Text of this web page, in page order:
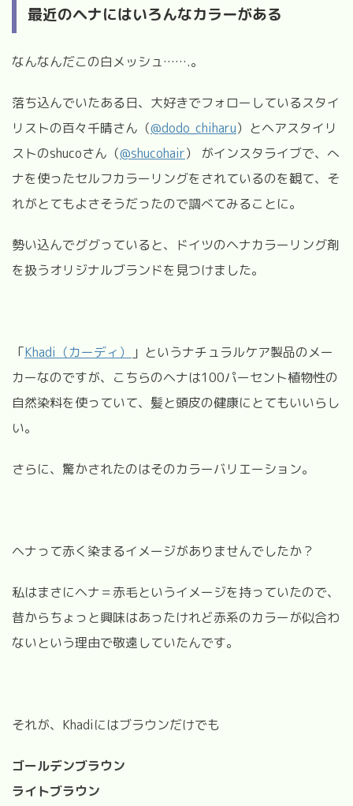
最近のヘナにはいろんなカラーがある
なんなんだこの白メッシュ…….。
落ち込んでいたある日、大好きでフォローしているスタイ
リストの百々千晴さん（@dodo_chiharu）とヘアスタイリ
ストのshucoさん（@shucohair） がインスタライブで、へ
ナを使ったセルフカラーリングをされているのを観て、そ
れがとてもよさそうだったので調べてみることに。
勢い込んでググっていると、ドイツのヘナカラーリング剤
を扱うオリジナルブランドを見つけました。
「Khadi（カーディ）
」というナチュラルケア製品のメー
カーなのですが、こちらのヘナは100パーセント植物性の
自然染料を使っていて、髪と頭皮の健康にとてもいいらし
い。
さらに、驚かされたのはそのカラーバリエーション。
ヘナって赤く染まるイメージがありませんでしたか？
私はまさにヘナ＝赤毛というイメージを持っていたので、
昔からちょっと興味はあったけれど赤系のカラーが似合わ
ないという理由で敬遠していたんです。
それが、Khadiにはブラウンだけでも
ゴールデンブラウン
ライトブラウン